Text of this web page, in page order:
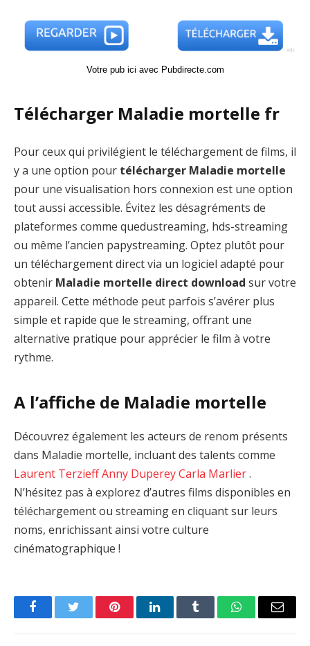
Votre pub ici avec Pubdirecte.com
Télécharger Maladie mortelle fr
Pour ceux qui privilégient le téléchargement de films, il
y a une option pour télécharger Maladie mortelle
pour une visualisation hors connexion est une option
tout aussi accessible. Évitez les désagréments de
plateformes comme quedustreaming, hds-streaming
ou même l’ancien papystreaming. Optez plutôt pour
un téléchargement direct via un logiciel adapté pour
obtenir Maladie mortelle direct download sur votre
appareil. Cette méthode peut parfois s’avérer plus
simple et rapide que le streaming, offrant une
alternative pratique pour apprécier le film à votre
rythme.
A l’affiche de Maladie mortelle
Découvrez également les acteurs de renom présents
dans Maladie mortelle, incluant des talents comme
Laurent TerzieffAnny DupereyCarla Marlier.
N’hésitez pas à explorez d’autres films disponibles en
téléchargement ou streaming en cliquant sur leurs
noms, enrichissant ainsi votre culture
cinématographique !
FacebookTwitter PinterestLinkedInTumblr WhatsAppEmail